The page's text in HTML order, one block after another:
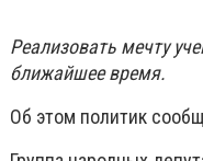
Реализовать мечту
ближайшее время.
Об этом политик